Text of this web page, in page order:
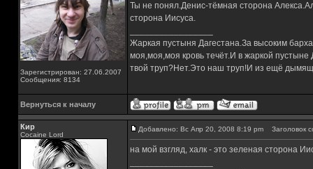
Зарегистрирован: 27.06.2007
Сообщения: 8134
Ты не понял.Денис-тёмная сторона
сторона Иисуса.
Жаркая пустыня Дагестана.За высоким
моя,моя,моя кровь течёт.И в жаркой
твой труп?Нет.Это наш труп!И из ещё
Вернуться к началу
Кир
Cocaine Lord
Добавлено: Вс Апр 20, 2008 8:19 pm Заголовок
на мой взгляд, халк - это зеленая сторона